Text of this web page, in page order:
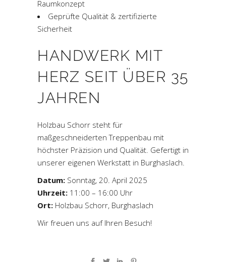
Raumkonzept
Geprüfte Qualität & zertifizierte
Sicherheit
HANDWERK MIT
HERZ SEIT ÜBER 35
JAHREN
Holzbau Schorr steht für
maßgeschneiderten Treppenbau mit
höchster Präzision und Qualität. Gefertigt in
unserer eigenen Werkstatt in Burghaslach.
Datum: Sonntag, 20. April 2025
Uhrzeit: 11:00 – 16:00 Uhr
Ort: Holzbau Schorr, Burghaslach
Wir freuen uns auf Ihren Besuch!